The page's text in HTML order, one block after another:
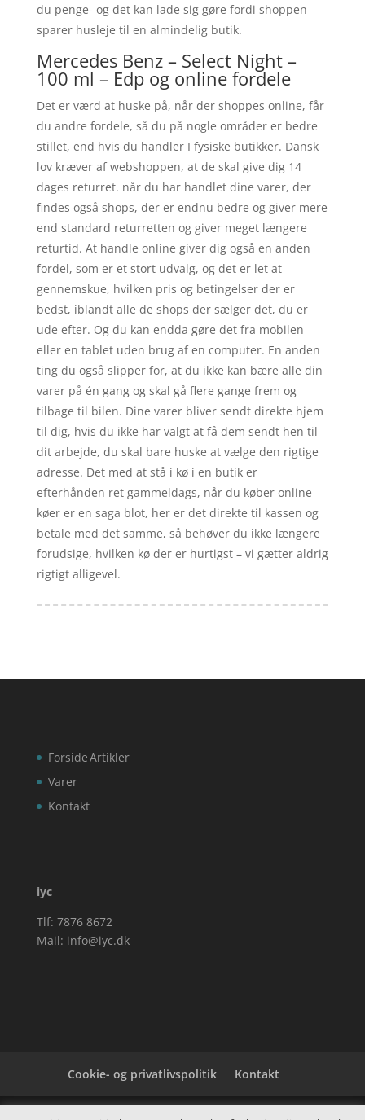
du penge- og det kan lade sig gøre fordi shoppen
sparer husleje til en almindelig butik.
Mercedes Benz – Select Night –
100 ml – Edp og online fordele
Det er værd at huske på, når der shoppes online, får
du andre fordele, så du på nogle områder er bedre
stillet, end hvis du handler I fysiske butikker. Dansk
lov kræver af webshoppen, at de skal give dig 14
dages returret. når du har handlet dine varer, der
findes også shops, der er endnu bedre og giver mere
end standard returretten og giver meget længere
returtid. At handle online giver dig også en anden
fordel, som er et stort udvalg, og det er let at
gennemskue, hvilken pris og betingelser der er
bedst, iblandt alle de shops der sælger det, du er
ude efter. Og du kan endda gøre det fra mobilen
eller en tablet uden brug af en computer. En anden
ting du også slipper for, at du ikke kan bære alle din
varer på én gang og skal gå flere gange frem og
tilbage til bilen. Dine varer bliver sendt direkte hjem
til dig, hvis du ikke har valgt at få dem sendt hen til
dit arbejde, du skal bare huske at vælge den rigtige
adresse. Det med at stå i kø i en butik er
efterhånden ret gammeldags, når du køber online
køer er en saga blot, her er det direkte til kassen og
betale med det samme, så behøver du ikke længere
forudsige, hvilken kø der er hurtigst – vi gætter aldrig
rigtigt alligevel.
Forside
Varer
Kontakt
Artikler
iyc
Tlf: 7876 8672
Mail: info@iyc.dk
Cookie- og privatlivspolitik Kontakt
Denne hjemmeside samler et bredt udvalg af